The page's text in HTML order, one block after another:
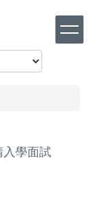
入學面試